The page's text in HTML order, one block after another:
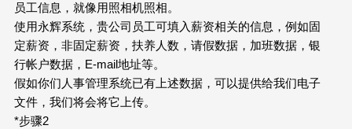
员工信息，就像用照相机照相。
使用永辉系统，贵公司员工可填入薪资相关的信息，例如固
定薪资，非固定薪资，扶养人数，请假数据，加班数据，银
行帐户数据，E-mail地址等。
假如你们人事管理系统已有上述数据，可以提供给我们电子
文件，我们将会将它上传。
*步骤2